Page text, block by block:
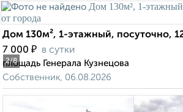
2/8
Дом 130м², 1-этажный, посуточно,
7 000 ₽ в сутки
площадь Генерала Кузнецова
Собственник, 06.08.2026